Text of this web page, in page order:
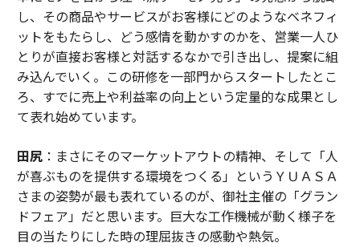
し、その商品やサービスがお客様にどのようなベネフィ
ットをもたらし、どう感情を動かすのかを、営業一人ひ
とりが直接お客様と対話するなかで引き出し、提案に組
み込んでいく。この研修を一部門からスタートしたとこ
ろ、すでに売上や利益率の向上という定量的な成果とし
て表れ始めています。
田尻：まさにそのマーケットアウトの精神、そして「人
が喜ぶものを提供する環境をつくる」というＹＵＡＳＡ
さまの姿勢が最も表れているのが、御社主催の「グラン
ドフェア」だと思います。巨大な工作機械が動く様子を
目の当たりにした時の理屈抜きの感動や熱気。